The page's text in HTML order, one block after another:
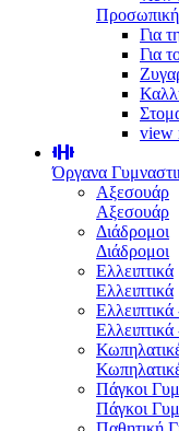
Για
Για
view
Όργανα
Αξεσουάρ
Αξεσουάρ
Διάδρομοι
Διάδρομοι
Ελλειπτικά
Ελλειπτικά
Πάγκοι
Πάγκοι